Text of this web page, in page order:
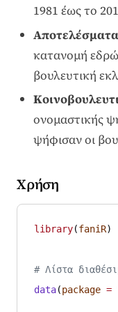
1981 έως το
κατανομή
βουλευτική
ονομαστικής
ψήφισαν οι
Χρήση
library(faniR)
# Λίστα
data(package =